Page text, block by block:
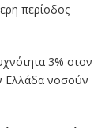
περίοδος
3% στον
Ελλάδα νοσούν